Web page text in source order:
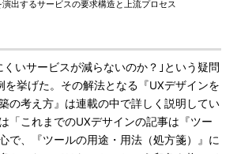
出するサービスの要求構造と上流プロセス
いサービスが減らないのか？｣という疑問
を挙げた。その解法となる『UXデザインを
の考え方』は連載の中で詳しく説明してい
「これまでのUXデサインの記事は『ツー
で、『ツールの用途・用法（処方箋）』に